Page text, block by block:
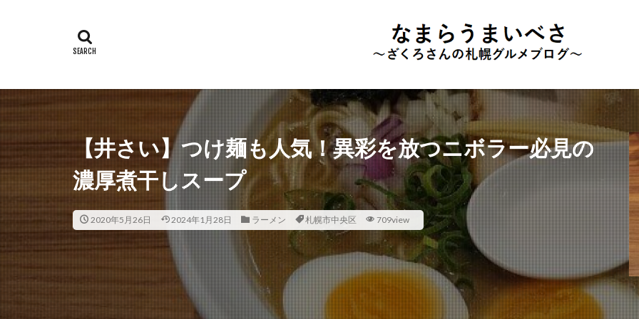
【井さい】つけ麺も人気！異彩を放つニボラー必見の
濃厚煮干しスープ
2020年5月26日 2024年1月28日 ラーメン 札幌市中央区 709view